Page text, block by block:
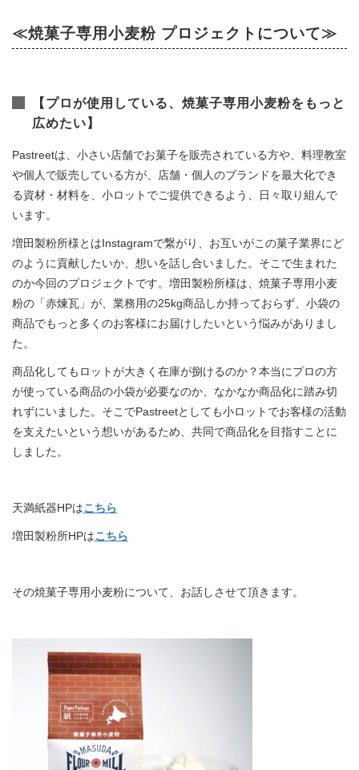
≪焼菓子専用小麦粉 プロジェクトについて≫
【プロが使用している、焼菓子専用小麦粉をもっと
広めたい】
Pastreetは、小さい店舗でお菓子を販売されている方や、料理教室
や個人で販売している方が、店舗・個人のブランドを最大化でき
る資材・材料を、小ロットでご提供できるよう、日々取り組んで
います。
増田製粉所様とはInstagramで繋がり、お互いがこの菓子業界にど
のように貢献したいか、想いを話し合いました。そこで生まれた
のか今回のプロジェクトです。増田製粉所様は、焼菓子専用小麦
粉の「赤煉瓦」が、業務用の25kg商品しか持っておらず、小袋の
商品でもっと多くのお客様にお届けしたいという悩みがありまし
た。
商品化してもロットが大きく在庫が捌けるのか？本当にプロの方
が使っている商品の小袋が必要なのか、なかなか商品化に踏み切
れずにいました。そこでPastreetとしても小ロットでお客様の活動
を支えたいという想いがあるため、共同で商品化を目指すことに
しました。
天満紙器HPはこちら
増田製粉所HPはこちら
その焼菓子専用小麦粉について、お話しさせて頂きます。